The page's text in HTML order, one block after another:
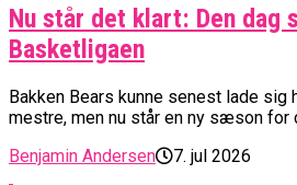
Nu står det klart: Den dag
Basketligaen
Bakken Bears kunne senest lade sig
mestre, men nu står en ny sæson for
Benjamin Andersen
7. jul 2026